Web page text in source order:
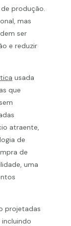
produção.
mas
ser
e reduzir
usada
que
atraente,
de
de
uma
projetadas